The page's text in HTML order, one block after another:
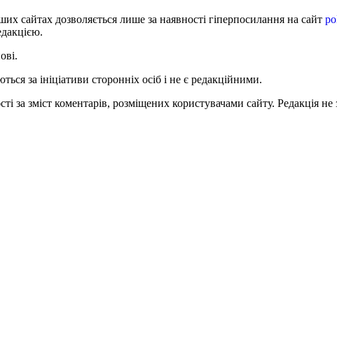
сайтах дозволяється лише за наявності гіперпосилання на сайт
за ініціативи сторонніх осіб і не є редакційними.
за зміст коментарів, розміщених користувачами сайту. Редакція